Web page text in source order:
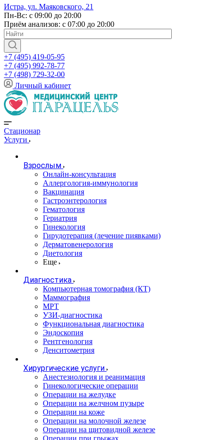
Истра, ул. Маяковского, 21
Пн-Вс: с 09:00 до 20:00
Приём анализов: с 07:00 до 20:00
+7 (495) 419-05-95
+7 (495) 992-78-77
+7 (498) 729-32-00
Личный кабинет
Стационар
Услуги
Взрослым
Онлайн-консультация
Аллергология-иммунология
Вакцинация
Гастроэнтерология
Гематология
Гериатрия
Гинекология
Гирудотерапия (лечение пиявками)
Дерматовенерология
Диетология
Еще
Диагностика
Компьютерная томография (КТ)
Маммография
МРТ
УЗИ-диагностика
Функциональная диагностика
Эндоскопия
Рентгенология
Денситометрия
Хирургические услуги
Анестезиология и реанимация
Гинекологические операции
Операции на желудке
Операции на желчном пузыре
Операции на коже
Операции на молочной железе
Операции на щитовидной железе
Операции при грыжах